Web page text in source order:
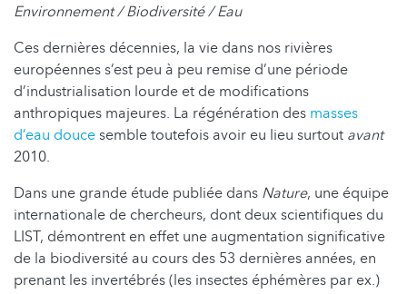
Environnement / Biodiversité / Eau
Ces dernières décennies, la vie dans nos rivières
européennes s’est peu à peu remise d’une période
d’industrialisation lourde et de modifications
anthropiques majeures. La régénération des masses
d’eau doucesemble toutefois avoir eu lieu surtout avant
2010.
Dans une grande étude publiée dans Nature, une équipe
internationale de chercheurs, dont deux scientifiques du
LIST, démontrent en effet une augmentation significative
de la biodiversité au cours des 53 dernières années, en
prenant les invertébrés (les insectes éphémères par ex.)